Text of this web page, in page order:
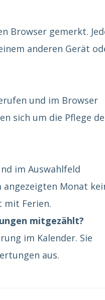
Browser gemerkt.
anderen Gerät
und im Browser
sich um die Pflege
im Auswahlfeld
angezeigten Monat
mit Ferien.
mitgezählt?
im Kalender. Sie
aus.